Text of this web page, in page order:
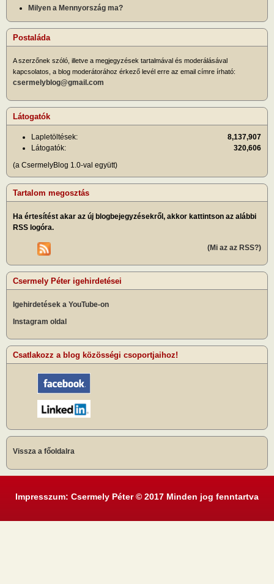
Milyen a Mennyország ma?
Postaláda
A szerzőnek szóló, illetve a megjegyzések tartalmával és moderálásával
kapcsolatos, a blog moderátorához érkező levél erre az email címre írható:
csermelyblog@gmail.com
Látogatók
Lapletöltések:
8,137,907
Látogatók:
320,606
(a CsermelyBlog 1.0-val együtt)
Tartalom megosztás
Ha értesítést akar az új blogbejegyzésekről, akkor kattintson az alábbi
RSS logóra.
(Mi az az RSS?)
Csermely Péter igehirdetései
Igehirdetések a YouTube-on
Instagram oldal
Csatlakozz a blog közösségi csoportjaihoz!
Vissza a főoldalra
Impresszum: Csermely Péter © 2017 Minden jog fenntartva